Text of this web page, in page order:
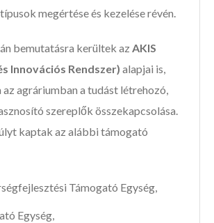
megértése és kezelése révén.
bemutatásra kerültek az AKIS
Innovációs Rendszer) alapjai is,
az agráriumban a tudást létrehozó,
szereplők összekapcsolása.
kaptak az alábbi támogató
Támogató Egység,
Egység,